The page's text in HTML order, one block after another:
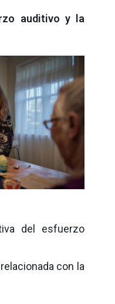
auditivo y la
del esfuerzo
con la